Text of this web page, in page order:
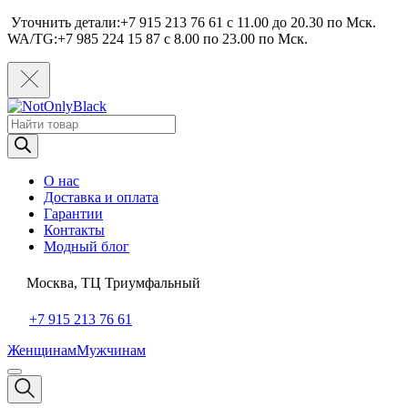
Уточнить детали:+7 915 213 76 61 c 11.00 до 20.30 по Мcк.
WA/TG:+7 985 224 15 87 c 8.00 по 23.00 по Мcк.
Поиск
товаров
О нас
Доставка и оплата
Гарантии
Контакты
Модный блог
Москва, ТЦ Триумфальный
+7 915 213 76 61
ЖенщинамМужчинам